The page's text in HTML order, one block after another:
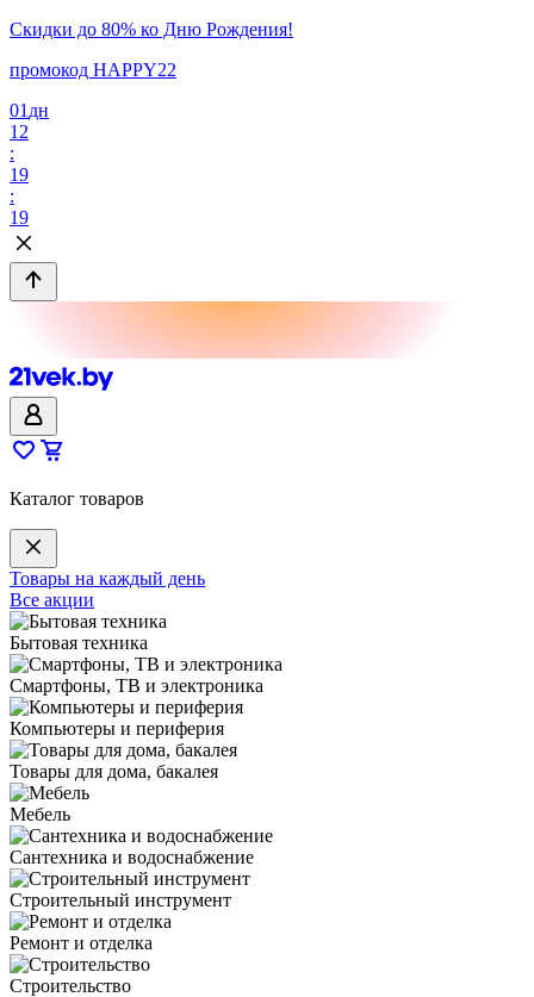
Скидки до 80% ко Дню Рождения!
промокод HAPPY22
01 дн
12
:
19
:
19
Каталог товаров
Товары на каждый день
Все акции
Бытовая техника
Смартфоны, ТВ и электроника
Компьютеры и периферия
Товары для дома, бакалея
Мебель
Сантехника и водоснабжение
Строительный инструмент
Ремонт и отделка
Строительство